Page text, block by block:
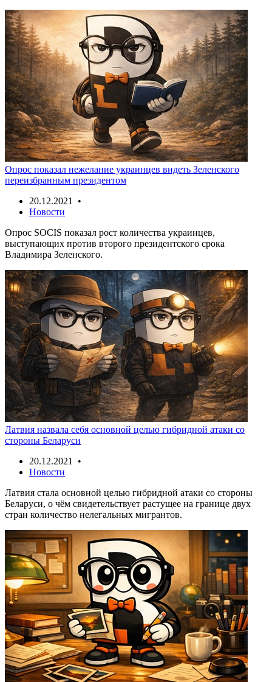
Опрос показал нежелание украинцев видеть Зеленского
переизбранным президентом
20.12.2021 •
Новости
Опрос SOCIS показал рост количества украинцев,
выступающих против второго президентского срока
Владимира Зеленского.
Латвия назвала себя основной целью гибридной атаки со
стороны Беларуси
20.12.2021 •
Новости
Латвия стала основной целью гибридной атаки со стороны
Беларуси, о чём свидетельствует растущее на границе двух
стран количество нелегальных мигрантов.